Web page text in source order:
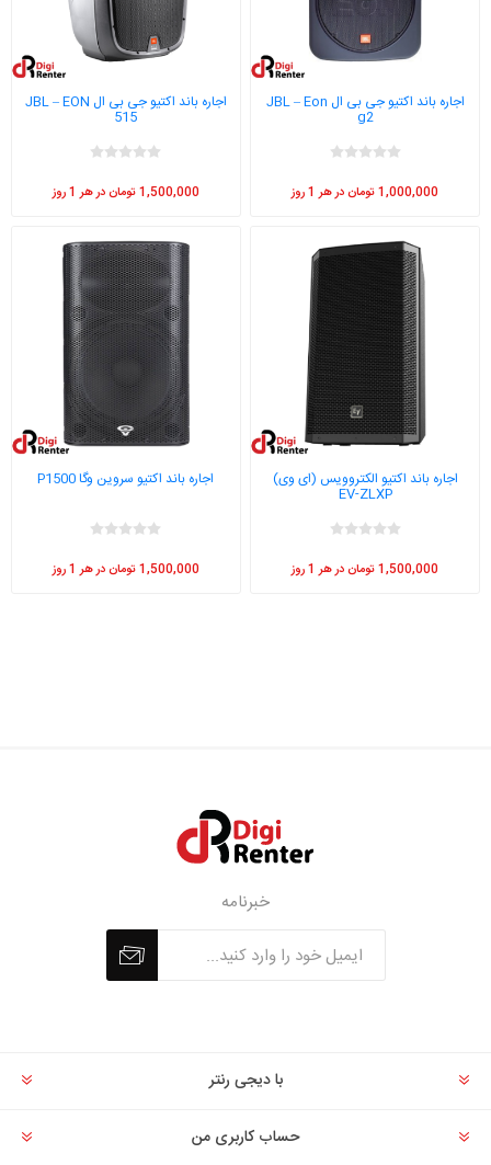
اجاره باند اکتیو جی بی ال JBL – Eon
g2
1,000,000 تومان در هر 1 روز
اجاره باند اکتیو جی بی ال JBL – EON
515
1,500,000 تومان در هر 1 روز
اجاره باند اکتیو الکتروویس (ای وی)
EV-ZLXP
1,500,000 تومان در هر 1 روز
اجاره باند اکتیو سروین وگا P1500
1,500,000 تومان در هر 1 روز
خبرنامه
با دیجی رنتر
حساب کاربری من